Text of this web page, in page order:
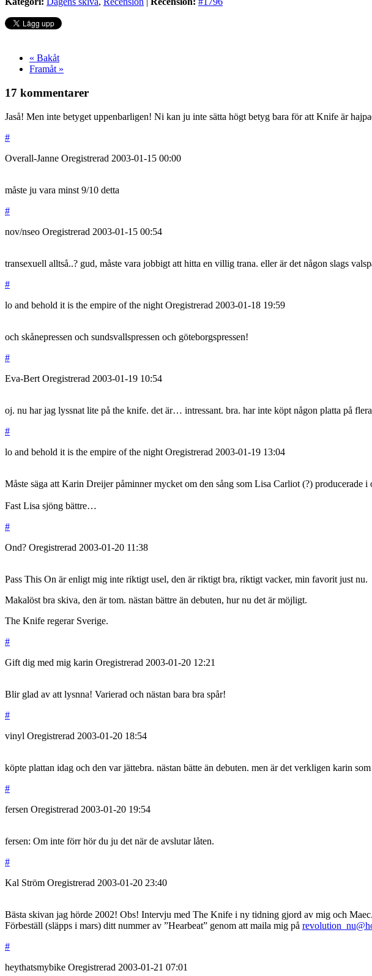
« Bakåt
Framåt »
17 kommentarer
Jaså! Men inte betyget uppenbarligen! Ni kan ju inte sätta högt betyg bara för att Knife är
#
Overall-Janne Oregistrerad 2003-01-15 00:00
måste ju vara minst 9/10 detta
#
nov/nseo Oregistrerad 2003-01-15 00:54
transexuell alltså..? gud, måste vara jobbigt att hitta en villig trana. eller är det någon slags
#
lo and behold it is the empire of the night Oregistrerad 2003-01-18 19:59
och skånepressen och sundsvallspressen och göteborgspressen!
#
Eva-Bert Oregistrerad 2003-01-19 10:54
oj. nu har jag lyssnat lite på the knife. det är… intressant. bra. har inte köpt någon platta på
#
lo and behold it is the empire of the night Oregistrerad 2003-01-19 13:04
Måste säga att Karin Dreijer påminner mycket om den sång som Lisa Carliot (?)
Fast Lisa sjöng bättre…
#
Ond? Oregistrerad 2003-01-20 11:38
Pass This On är enligt mig inte riktigt usel, den är riktigt bra, riktigt vacker, min favorit just nu.
Makalöst bra skiva, den är tom. nästan bättre än debuten, hur nu det är möjligt.
The Knife regerar Sverige.
#
Gift dig med mig karin Oregistrerad 2003-01-20 12:21
Blir glad av att lysnna! Varierad och nästan bara bra spår!
#
vinyl Oregistrerad 2003-01-20 18:54
köpte plattan idag och den var jättebra. nästan bätte än debuten. men är det verkligen karin
#
fersen Oregistrerad 2003-01-20 19:54
fersen: Om inte förr hör du ju det när de avslutar låten.
#
Kal Ström Oregistrerad 2003-01-20 23:40
Bästa skivan jag hörde 2002! Obs! Intervju med The Knife i ny tidning gjord av mig och
Förbeställ (släpps i mars) ditt nummer av ”Hearbeat” genom att maila mig på
#
heythatsmybike Oregistrerad 2003-01-21 07:01